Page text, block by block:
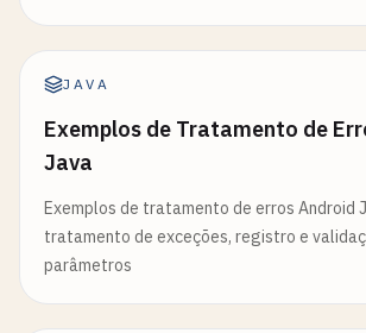
JAVA
Exemplos de Tratamento de
Java
Exemplos de tratamento de erros Android
tratamento de exceções, registro e
parâmetros